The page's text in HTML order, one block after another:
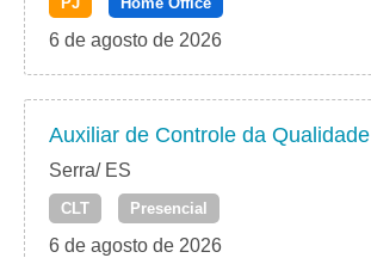
6 de agosto de 2026
Auxiliar de Controle da Qualidade
Serra/ ES
CLT Presencial
6 de agosto de 2026